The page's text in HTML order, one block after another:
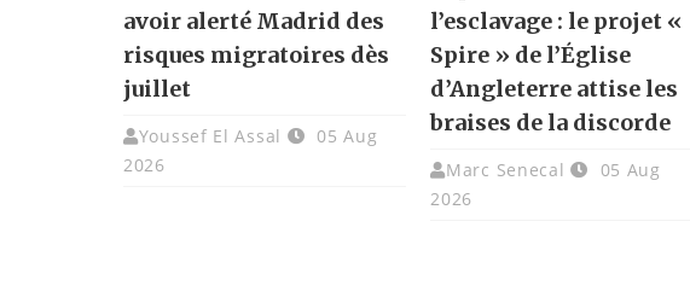
avoir alerté Madrid des
risques migratoires dès
juillet
Youssef El Assal
05 Aug
2026
l’esclavage : le projet «
Spire » de l’Église
d’Angleterre attise les
braises de la discorde
Marc Senecal
05 Aug
2026